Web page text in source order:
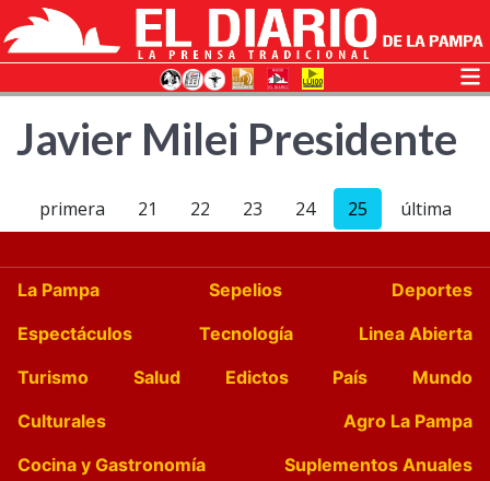
Javier Milei Presidente
primera 21 22 23 24 25 última
La Pampa Sepelios
Deportes
Espectáculos
Tecnología
Linea Abierta
Turismo
Salud Edictos País
Mundo
Culturales
Agro La Pampa
Cocina y Gastronomía
Suplementos Anuales